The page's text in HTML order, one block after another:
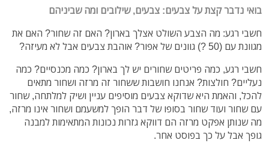
בואי נדבר קצת על צבעים: צבעים, שילובים ומה שביניהם
חשבי רגע: מה הצבע השולט אצלך בארון? האם זה שחור? האם את
מגוונת עם (50 ?) גוונים של אפור? אוהבת צבעים אבל לא מעיזה?
חשבי רגע, כמה פריטים שחורים יש לך בארון? כמה מכנסיים? כמה
נעליים? חולצות? אנחנו חושבות ששחור זה מרזה ושחור מתאים
להכל, והאמת היא שדוקא צבעים מוסיפים עניין ושיק למלתחה, שחור
עם שחור ועוד שחור בסופו של דבר הופך למשעמם ושחור אינו מרזה,
מה שנותן אפקט מרזה הם דווקא גזרות נכונות המתאימות למבנה
גופך אבל על כך בפוסט אחר.